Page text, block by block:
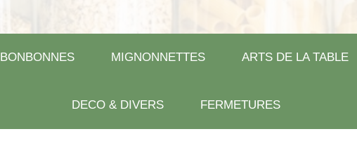
BONBONNES MIGNONNETTES ARTS DE LA TABLE
DECO & DIVERS FERMETURES